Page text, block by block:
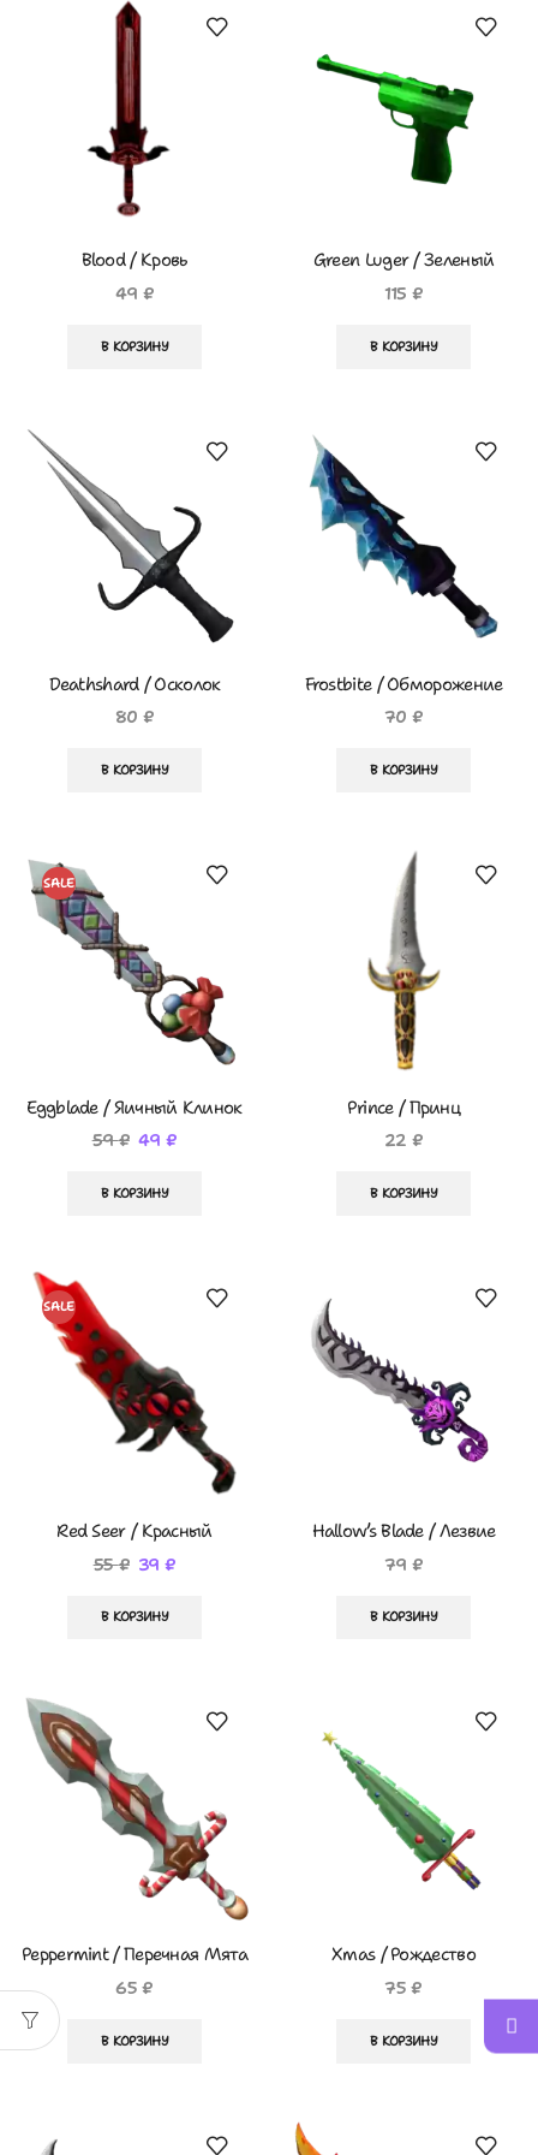
Blood / Кровь
49 ₽
В КОРЗИНУ
Green Luger / Зеленый
Люгер
115 ₽
В КОРЗИНУ
Deathshard / Осколок
Смерти
80 ₽
В КОРЗИНУ
Frostbite / Обморожение
70 ₽
В КОРЗИНУ
SALE
Eggblade / Яичный Клинок
59₽ 49₽
В КОРЗИНУ
Prince / Принц
22 ₽
В КОРЗИНУ
SALE
Red Seer / Красный
провидец
55₽ 39₽
В КОРЗИНУ
Hallow’s Blade / Лезвие
Хэллоуина
79 ₽
В КОРЗИНУ
Peppermint / Перечная Мята
65₽
В КОРЗИНУ
Xmas / Рождество
75₽
В КОРЗИНУ